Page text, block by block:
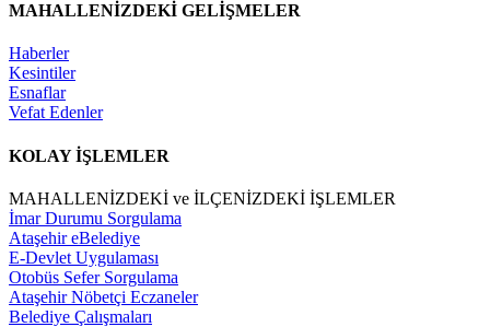
MAHALLENİZDEKİ GELİŞMELER
Haberler
Kesintiler
Esnaflar
Vefat Edenler
KOLAY İŞLEMLER
MAHALLENİZDEKİ ve İLÇENİZDEKİ İŞLEMLER
İmar Durumu Sorgulama
Ataşehir eBelediye
E-Devlet Uygulaması
Otobüs Sefer Sorgulama
Ataşehir Nöbetçi Eczaneler
Belediye Çalışmaları